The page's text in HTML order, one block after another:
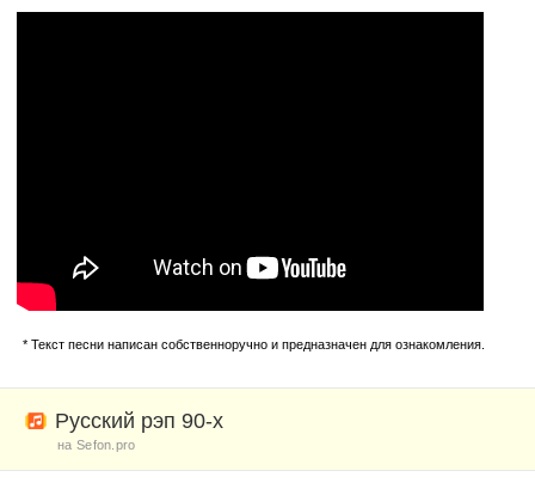
* Текст песни написан собственноручно и предназначен для ознакомления.
Русский рэп 90-х
на Sefon.pro